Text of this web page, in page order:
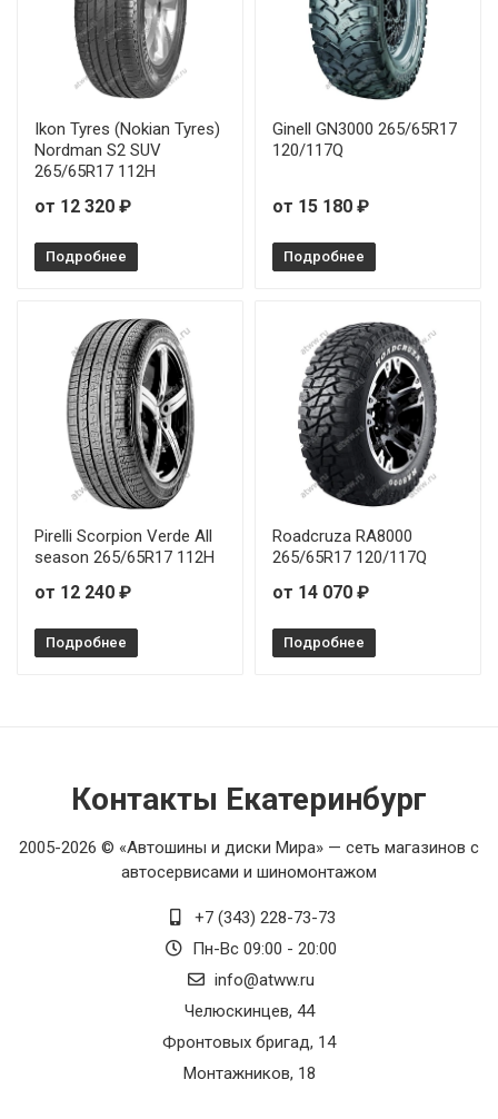
Ikon Tyres (Nokian Tyres)
Nordman S2 SUV
265/65R17 112H
от 12 320 ₽
Подробнее
Ginell GN3000 265/65R17
120/117Q
от 15 180 ₽
Подробнее
Pirelli Scorpion Verde All
season 265/65R17 112H
от 12 240 ₽
Подробнее
Roadcruza RA8000
265/65R17 120/117Q
от 14 070 ₽
Подробнее
Контакты Екатеринбург
2005-2026 © «Автошины и диски Мира» — сеть магазинов с
автосервисами и шиномонтажом
+7 (343) 228-73-73
Пн-Вс 09:00 - 20:00
info@atww.ru
Челюскинцев, 44
Фронтовых бригад, 14
Монтажников, 18